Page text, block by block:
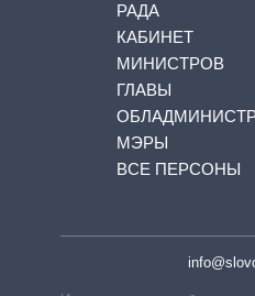
РАДА
КАБИНЕТ
МИНИСТРОВ
ГЛАВЫ
МЭРЫ
ВСЕ ПЕРСОНЫ